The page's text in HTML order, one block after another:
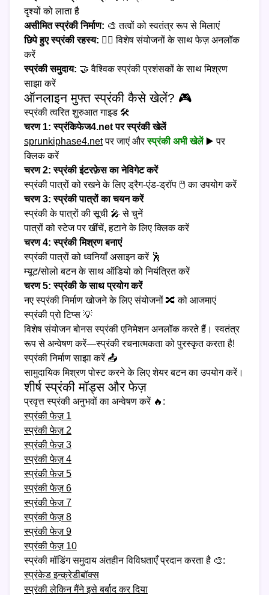
दृश्यों को लाता है
असीमित स्प्रंकी निर्माण: 🎨 तत्वों को स्वतंत्र रूप से मिलाएं
छिपे हुए स्प्रंकी रहस्य: 🕵️‍♂️ विशेष संयोजनों के साथ फेज़ अनलॉक
करें
स्प्रंकी समुदाय: 🤝 वैश्विक स्प्रंकी प्रशंसकों के साथ मिश्रण
साझा करें
ऑनलाइन मुफ्त स्प्रंकी कैसे खेलें? 🎮
स्प्रंकी त्वरित शुरुआत गाइड 🛠️
चरण 1: स्प्रंकिफेज4.net पर स्प्रंकी खेलें
sprunkiphase4.netपर जाएं औरस्प्रंकी अभी खेलें▶️ पर
क्लिक करें
चरण 2: स्प्रंकी इंटरफ़ेस का नेविगेट करें
स्प्रंकी पात्रों को रखने के लिए ड्रैग-एंड-ड्रॉप 🖱️ का उपयोग करें
चरण 3: स्प्रंकी पात्रों का चयन करें
स्प्रंकी के पात्रों की सूची 🎤 से चुनें
पात्रों को स्टेज पर खींचें, हटाने के लिए क्लिक करें
चरण 4: स्प्रंकी मिश्रण बनाएं
स्प्रंकी पात्रों को ध्वनियाँ असाइन करें 🕺
म्यूट/सोलो बटन के साथ ऑडियो को नियंत्रित करें
चरण 5: स्प्रंकी के साथ प्रयोग करें
नए स्प्रंकी निर्माण खोजने के लिए संयोजनों 🔀 को आजमाएं
स्प्रंकी प्रो टिप्स 💡
विशेष संयोजन बोनस स्प्रंकी एनिमेशन अनलॉक करते हैं। स्वतंत्र
रूप से अन्वेषण करें—स्प्रंकी रचनात्मकता को पुरस्कृत करता है!
स्प्रंकी निर्माण साझा करें 📤
सामुदायिक मिश्रण पोस्ट करने के लिए शेयर बटन का उपयोग करें।
शीर्ष स्प्रंकी मॉड्स और फेज़
प्रवृत्त स्प्रंकी अनुभवों का अन्वेषण करें 🔥:
स्प्रंकी फेज़ 1
स्प्रंकी फेज़ 2
स्प्रंकी फेज़ 3
स्प्रंकी फेज़ 4
स्प्रंकी फेज़ 5
स्प्रंकी फेज़ 6
स्प्रंकी फेज़ 7
स्प्रंकी फेज़ 8
स्प्रंकी फेज़ 9
स्प्रंकी फेज़ 10
स्प्रंकी मॉडिंग समुदाय अंतहीन विविधताएँ प्रदान करता है 🎨:
स्प्रंकेड इन्क्रेडीबॉक्स
स्प्रंकी लेकिन मैंने इसे बर्बाद कर दिया